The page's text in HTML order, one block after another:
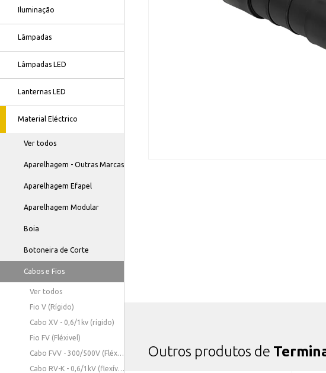
Iluminação
Lâmpadas
Lâmpadas LED
Lanternas LED
Material Eléctrico
Ver todos
Aparelhagem - Outras Marcas
Aparelhagem Efapel
Aparelhagem Modular
Boia
Botoneira de Corte
Cabos e Fios
Ver todos
Fio V (Rígido)
Cabo XV - 0,6/1kv (rígido)
Fio FV (Fléxivel)
Cabo FVV - 300/500V (Fléxivel)
Cabo RV-K - 0,6/1kV (flexível)
Outros produtos de